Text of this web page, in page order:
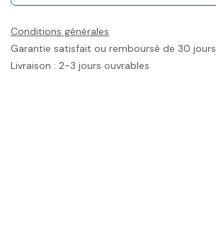
Conditions générales
Garantie satisfait ou remboursé de 30 jours
Livraison : 2-3 jours ouvrables